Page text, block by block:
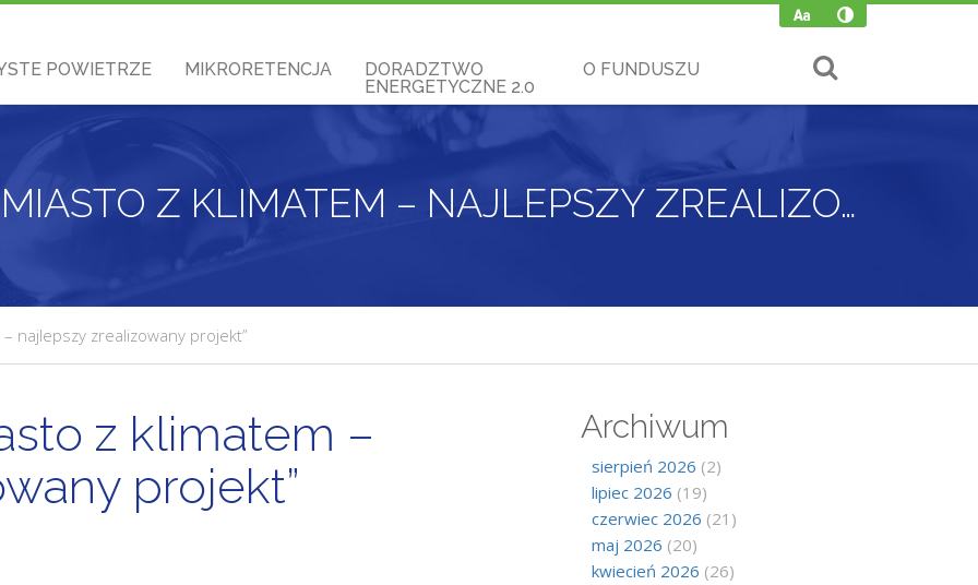
POWIETRZE MIKRORETENCJA
DORADZTWO
ENERGETYCZNE 2.0
O FUNDUSZU
TRWA KONKURS „MIASTO Z KLIMATEM – NAJLEPSZY ZREALIZOWANY PROJEKT”
najlepszy zrealizowany projekt”
z klimatem –
projekt”
Archiwum
sierpień 2026 (2)
lipiec 2026 (19)
czerwiec 2026 (21)
maj 2026 (20)
kwiecień 2026 (26)